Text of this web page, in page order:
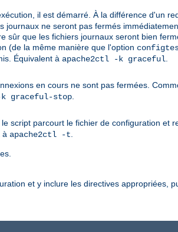
il est démarré. À la différence d'un
ne seront pas fermés
sûr que les fichiers journaux seront bien
(de la même manière que l'option
Équivalent à apache2ctl -k graceful
en cours ne sont pas fermées.
graceful-stop
script parcourt le fichier de configuration et
à apache2ctl -t
et y inclure les directives appropriées,